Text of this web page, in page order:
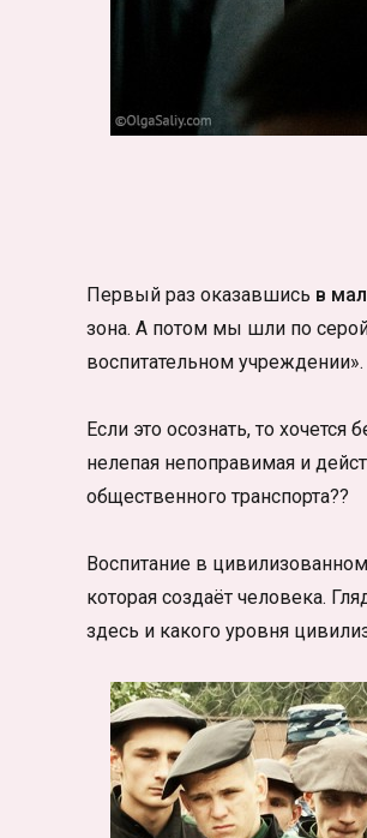
Первый раз оказавшись в
зона. А потом мы шли по
воспитательном
Если это осознать, то
нелепая непоправимая и
общественного транспорта??
Воспитание в
которая создаёт человека.
здесь и какого уровня